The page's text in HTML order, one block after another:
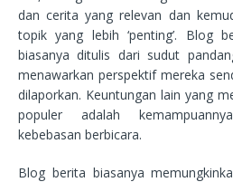
dan cerita yang relevan dan
topik yang lebih ‘penting’. Blog
biasanya ditulis dari sudut
menawarkan perspektif mereka
dilaporkan. Keuntungan lain yang
populer adalah
kebebasan berbicara.
Blog berita biasanya